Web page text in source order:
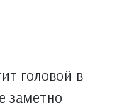
головой в
заметно